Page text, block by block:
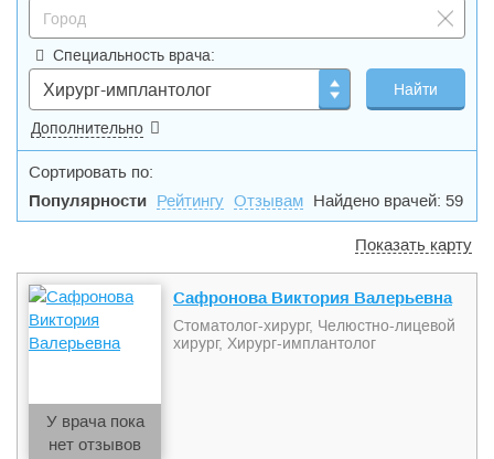
Специальность врача:
Хирург-имплантолог
Дополнительно
Сортировать по:
Популярности Рейтингу Отзывам Найдено врачей: 59
Показать карту
У врача пока
нет отзывов
Сафронова Виктория Валерьевна
Стоматолог-хирург, Челюстно-лицевой
хирург, Хирург-имплантолог